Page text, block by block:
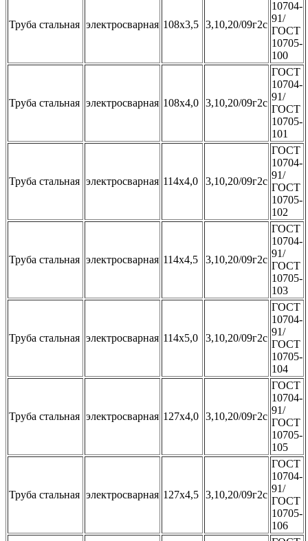
Труба стальная электросварная 108х3,5 3,10,20/09г2с
10704-
91/
ГОСТ
10705-
100
Труба стальная электросварная 108х4,0 3,10,20/09г2с
ГОСТ
10704-
91/
ГОСТ
10705-
101
Труба стальная электросварная 114х4,0 3,10,20/09г2с
ГОСТ
10704-
91/
ГОСТ
10705-
102
Труба стальная электросварная 114х4,5 3,10,20/09г2с
ГОСТ
10704-
91/
ГОСТ
10705-
103
Труба стальная электросварная 114х5,0 3,10,20/09г2с
ГОСТ
10704-
91/
ГОСТ
10705-
104
Труба стальная электросварная 127х4,0 3,10,20/09г2с
ГОСТ
10704-
91/
ГОСТ
10705-
105
Труба стальная электросварная 127х4,5 3,10,20/09г2с
ГОСТ
10704-
91/
ГОСТ
10705-
106